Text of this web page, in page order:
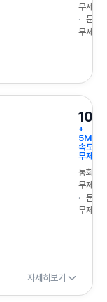
무제한
문자
무제한
+
속도
무제한
통화
무제한
문자
무제한
자세히보기